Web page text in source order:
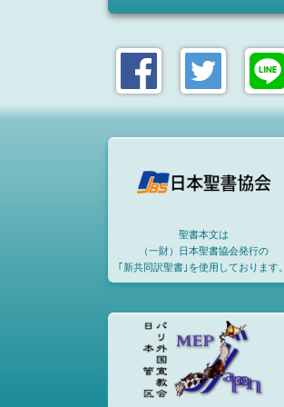
聖書本文は
（一財）日本聖書協会発行の
｢新共同訳聖書｣を使用しております。